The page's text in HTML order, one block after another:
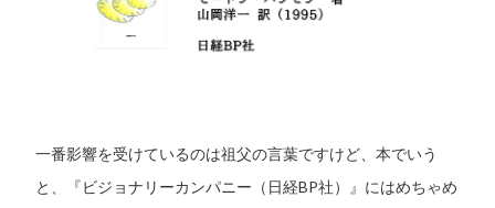
一番影響を受けているのは祖父の言葉ですけど、本でいう
と、『ビジョナリーカンパニー（日経BP社）』にはめちゃめ